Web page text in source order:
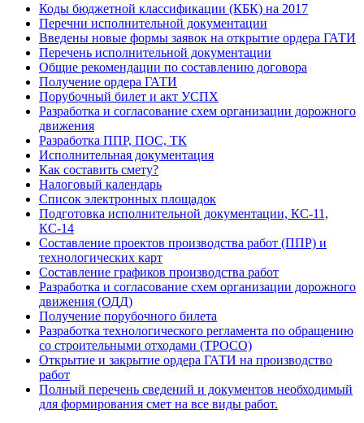
Коды бюджетной классификации (КБК) на 2017
Перечни исполнительной документации
Введены новые формы заявок на открытие ордера ГАТИ
Перечень исполнительной документации
Общие рекомендации по составлению договора
Получение ордера ГАТИ
Порубочный билет и акт УСПХ
Разработка и согласование схем организации дорожного
движения
Разработка ППР, ПОС, ТК
Исполнительная документация
Как составить смету?
Налоговый календарь
Список электронных площадок
Подготовка исполнительной документации, КС-11,
КС-14
Составление проектов производства работ (ППР) и
технологических карт
Составление графиков производства работ
Разработка и согласование схем организации дорожного
движения (ОДД)
Получение порубочного билета
Разработка технологического регламента по обращению
со строительными отходами (ТРОСО)
Открытие и закрытие ордера ГАТИ на производство
работ
Полный перечень сведений и документов необходимый
для формирования смет на все виды работ.